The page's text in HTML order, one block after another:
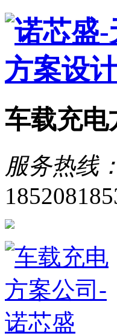
车载充电
服务热线：